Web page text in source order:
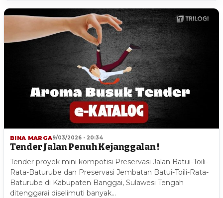
BINA MARGA9/03/2026 - 20:34
Tender Jalan Penuh Kejanggalan !
Tender proyek mini kompotisi Preservasi Jalan Batui-Toili-
Rata-Baturube dan Preservasi Jembatan Batui-Toili-Rata-
Baturube di Kabupaten Banggai, Sulawesi Tengah
ditenggarai diselimuti banyak…